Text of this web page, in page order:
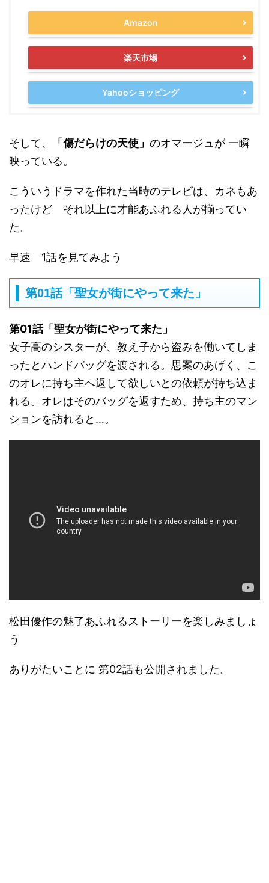
Amazon
楽天市場
Yahooショッピング
そして、 「傷だらけの天使」 のオマージュが 一瞬
映っている。
こういうドラマを作れた当時のテレビは、カネもあ
ったけど それ以上に才能あふれる人が揃ってい
た。
早速 1話を見てみよう
第01話「聖女が街にやって来た」
第01話「聖女が街にやって来た」
女子高のシスターが、教え子から盗みを働いてしま
ったとハンドバッグを渡される。思案のあげく、こ
のオレに持ち主へ返して欲しいとの依頼が持ち込ま
れる。オレはそのバッグを返すため、持ち主のマン
ションを訪れると…。
松田優作の魅了あふれるストーリーを楽しみましょ
う
ありがたいことに 第02話も公開されました。